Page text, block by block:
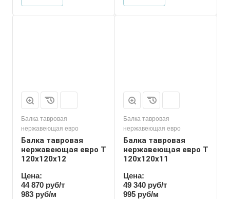
Балка тавровая
нержавеющая евро
Балка тавровая
нержавеющая евро T
120х120х12
Цена:
44 870 руб/т
983 руб/м
Балка тавровая
нержавеющая евро
Балка тавровая
нержавеющая евро T
120х120х11
Цена:
49 340 руб/т
995 руб/м